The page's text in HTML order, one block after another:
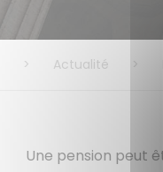
> Actualité >
Une pension peut